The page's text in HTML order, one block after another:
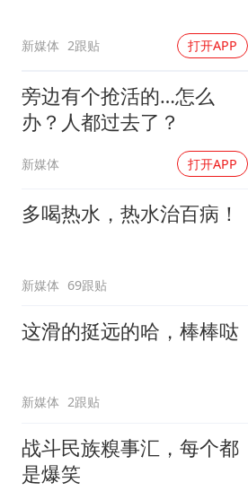
新媒体 2跟贴 打开APP
旁边有个抢活的…怎么
办？人都过去了？
新媒体 打开APP
多喝热水，热水治百病！
新媒体 69跟贴
这滑的挺远的哈，棒棒哒
新媒体 2跟贴
战斗民族糗事汇，每个都
是爆笑